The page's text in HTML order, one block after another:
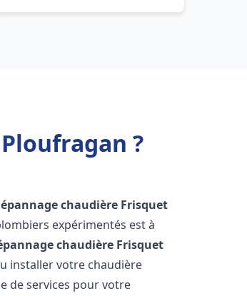
?
chaudière Frisquet
expérimentés est à
chaudière Frisquet
installer votre chaudière
de services pour votre